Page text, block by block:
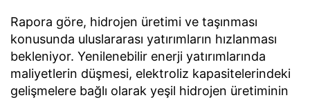
Rapora göre, hidrojen üretimi ve taşınması
konusunda uluslararası yatırımların hızlanması
bekleniyor. Yenilenebilir enerji yatırımlarında
maliyetlerin düşmesi, elektroliz kapasitelerindeki
gelişmelere bağlı olarak yeşil hidrojen üretiminin